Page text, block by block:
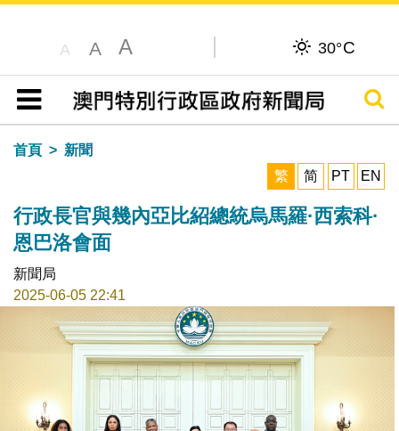
A A A 30°C
目錄
搜尋
首頁
新聞
繁
简 PT EN
行政長官與幾內亞比紹總統烏馬羅·西索科·
恩巴洛會面
新聞局
2025-06-05 22:41